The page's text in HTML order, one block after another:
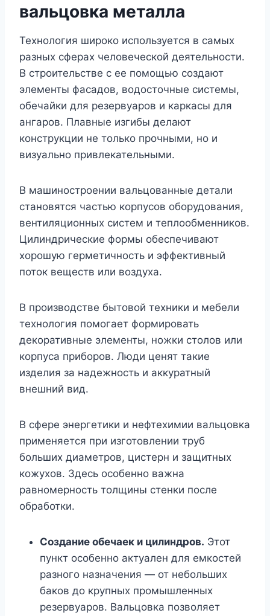
вальцовка металла
Технология широко используется в самых
разных сферах человеческой деятельности.
В строительстве с ее помощью создают
элементы фасадов, водосточные системы,
обечайки для резервуаров и каркасы для
ангаров. Плавные изгибы делают
конструкции не только прочными, но и
визуально привлекательными.
В машиностроении вальцованные детали
становятся частью корпусов оборудования,
вентиляционных систем и теплообменников.
Цилиндрические формы обеспечивают
хорошую герметичность и эффективный
поток веществ или воздуха.
В производстве бытовой техники и мебели
технология помогает формировать
декоративные элементы, ножки столов или
корпуса приборов. Люди ценят такие
изделия за надежность и аккуратный
внешний вид.
В сфере энергетики и нефтехимии вальцовка
применяется при изготовлении труб
больших диаметров, цистерн и защитных
кожухов. Здесь особенно важна
равномерность толщины стенки после
обработки.
Создание обечаек и цилиндров. Этот
пункт особенно актуален для емкостей
разного назначения — от небольших
баков до крупных промышленных
резервуаров. Вальцовка позволяет